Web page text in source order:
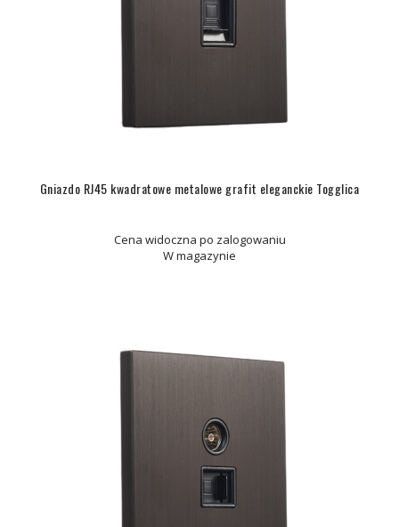
Gniazdo RJ45 kwadratowe metalowe grafit eleganckie Togglica
Cena widoczna po zalogowaniu
W magazynie